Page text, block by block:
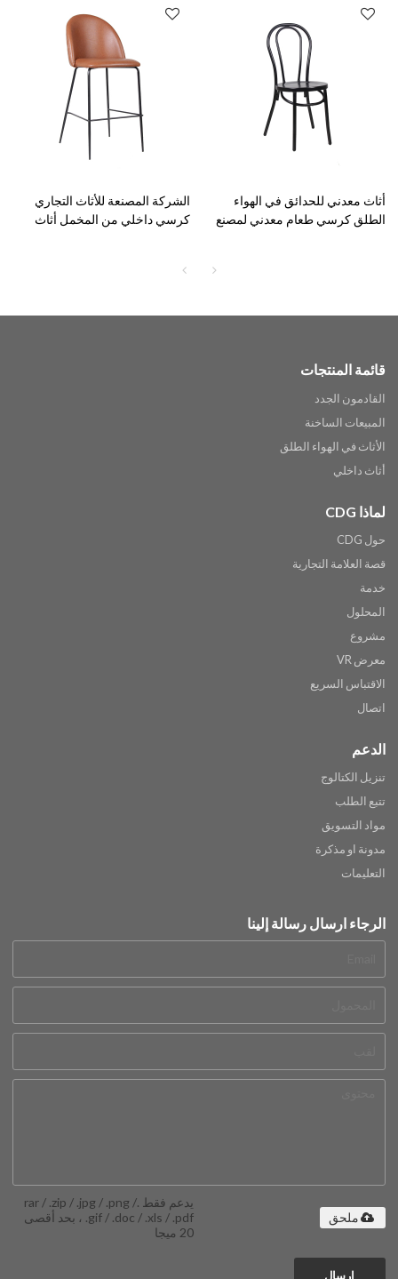
أثاث معدني للحدائق في الهواء
الطلق كرسي طعام معدني لمصنع
الشركة المصنعة للأثاث التجاري
كرسي داخلي من المخمل أثاث
قائمة المنتجات
القادمون الجدد
المبيعات الساخنة
الأثاث في الهواء الطلق
أثاث داخلي
لماذا CDG
حول CDG
قصة العلامة التجارية
خدمة
المحلول
مشروع
معرض VR
الاقتباس السريع
اتصال
الدعم
تنزيل الكتالوج
تتبع الطلب
مواد التسويق
مدونة او مذكرة
التعليمات
الرجاء ارسال رسالة إلينا
يدعم فقط .rar / .zip / .jpg / .png /
.gif / .doc / .xls / .pdf ، بحد أقصى
20 ميجا
ملحق
إرسال